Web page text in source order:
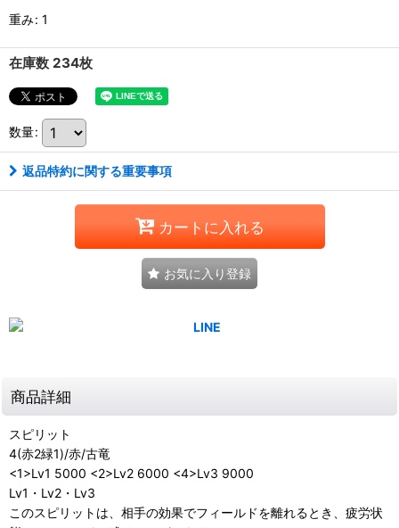
重み: 1
在庫数 234枚
数量:
返品特約に関する重要事項
カートに入れる
お気に入り登録
商品詳細
スピリット
4(赤2緑1)/赤/古竜
<1>Lv1 5000 <2>Lv2 6000 <4>Lv3 9000
Lv1・Lv2・Lv3
このスピリットは、相手の効果でフィールドを離れるとき、疲労状